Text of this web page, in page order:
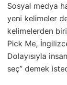
Sosyal medya
yeni kelimeler
kelimelerden
Pick Me,
Dolayısıyla
seç” demek